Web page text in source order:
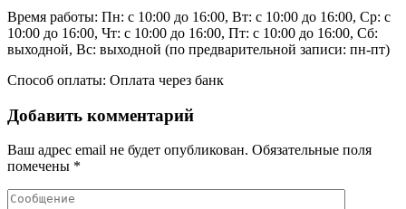
Время работы: Пн: с 10:00 до 16:00, Вт: с 10:00 до 16:00, Ср: с
10:00 до 16:00, Чт: с 10:00 до 16:00, Пт: с 10:00 до 16:00, Сб:
выходной, Вс: выходной (по предварительной записи: пн-пт)
Способ оплаты: Оплата через банк
Добавить комментарий
Ваш адрес email не будет опубликован. Обязательные поля
помечены *